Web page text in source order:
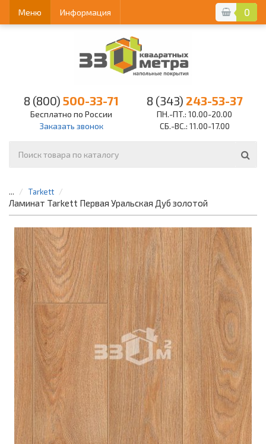
0
Меню Информация
8 (800) 500-33-71
Бесплатно по России
Заказать звонок
8 (343) 243-53-37
ПН.-ПТ.: 10.00-20.00
СБ.-ВС.: 11.00-17.00
... Tarkett
Ламинат Tarkett Первая Уральская Дуб золотой